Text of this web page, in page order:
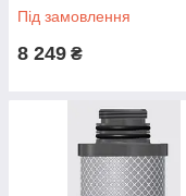
Під замовлення
8 249 ₴